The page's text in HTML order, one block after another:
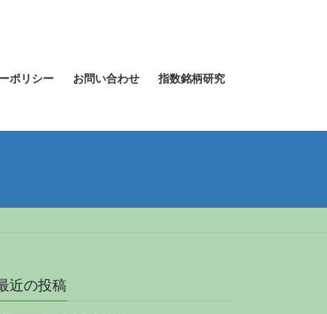
ポリシー お問い合わせ 指数銘柄研究
近の投稿